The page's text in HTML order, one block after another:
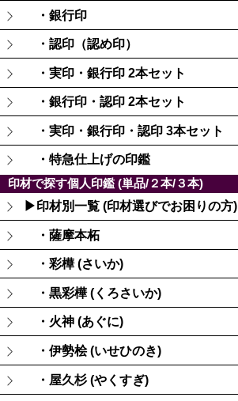
・銀行印
・認印（認め印）
・実印・銀行印 2本セット
・銀行印・認印 2本セット
・実印・銀行印・認印 3本セット
・特急仕上げの印鑑
印材で探す個人印鑑 (単品/２本/３本)
▶印材別一覧 (印材選びでお困りの方)
・薩摩本柘
・彩樺 (さいか)
・黒彩樺 (くろさいか)
・火神 (あぐに)
・伊勢桧 (いせひのき)
・屋久杉 (やくすぎ)